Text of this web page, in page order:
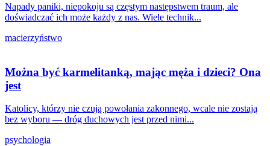
Napady paniki, niepokoju są częstym następstwem traum, ale
doświadczać ich może każdy z nas. Wiele technik...
macierzyństwo
Można być karmelitanką, mając męża i dzieci? Ona
jest
Katolicy, którzy nie czują powołania zakonnego, wcale nie zostają
bez wyboru — dróg duchowych jest przed nimi...
psychologia